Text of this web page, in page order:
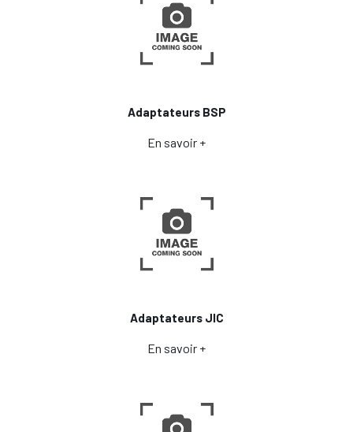
Adaptateurs BSP
En savoir +
Adaptateurs JIC
En savoir +